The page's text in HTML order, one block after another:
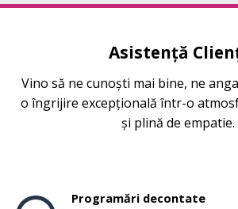
Asistență
Vino să ne cunoști mai bine, ne
o îngrijire excepțională într-o
și plină de empatie.
Programări decontate